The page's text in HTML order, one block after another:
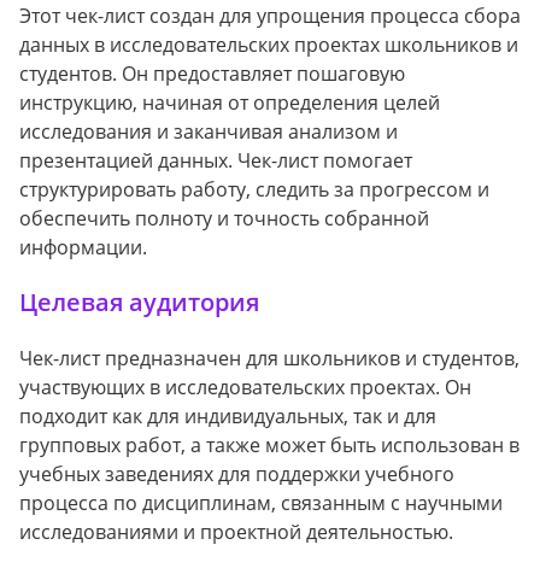
Этот чек-лист создан для упрощения процесса сбора
данных в исследовательских проектах школьников и
студентов. Он предоставляет пошаговую
инструкцию, начиная от определения целей
исследования и заканчивая анализом и
презентацией данных. Чек-лист помогает
структурировать работу, следить за прогрессом и
обеспечить полноту и точность собранной
информации.
Целевая аудитория
Чек-лист предназначен для школьников и студентов,
участвующих в исследовательских проектах. Он
подходит как для индивидуальных, так и для
групповых работ, а также может быть использован в
учебных заведениях для поддержки учебного
процесса по дисциплинам, связанным с научными
исследованиями и проектной деятельностью.